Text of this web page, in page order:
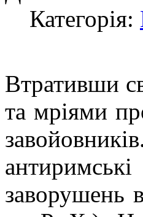
Категорія:
Втративши
та мріями
заворушень